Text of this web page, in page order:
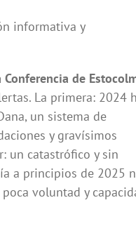
informativa y
de
La primera: 2024
un sistema de
y gravísimos
un catastrófico y sin
a principios de 2025
voluntad y